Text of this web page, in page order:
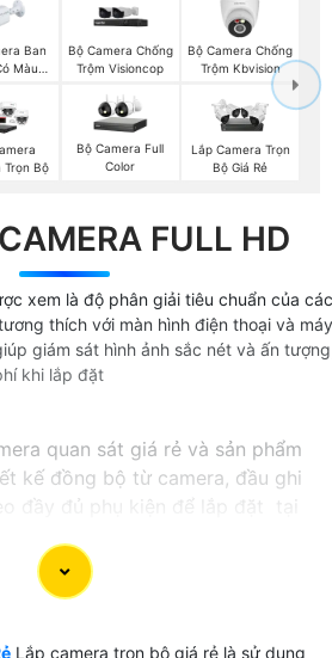
Ban
Màu
Bộ Camera Chống
Trộm Visioncop
Bộ Camera Chống
Trộm Kbvision
Trọn Bộ
Bộ Camera Full
Color
Lắp Camera Trọn
Bộ Giá Rẻ
FULL HD
xem là độ phân giải tiêu chuẩn của các
thích với màn hình điện thoại và máy
giám sát hình ảnh sắc nét và ấn
khi lắp đặt
quan sát giá rẻ và sản phẩm
kế đồng bộ từ camera, đầu ghi
đầy đủ phụ kiện để lắp đặt tại
SÁT TRỌN BỘ〕
trọn bộ có rất nhiều lựa chọn và
Lắp camera trọn bộ giá rẻ là sử dụng